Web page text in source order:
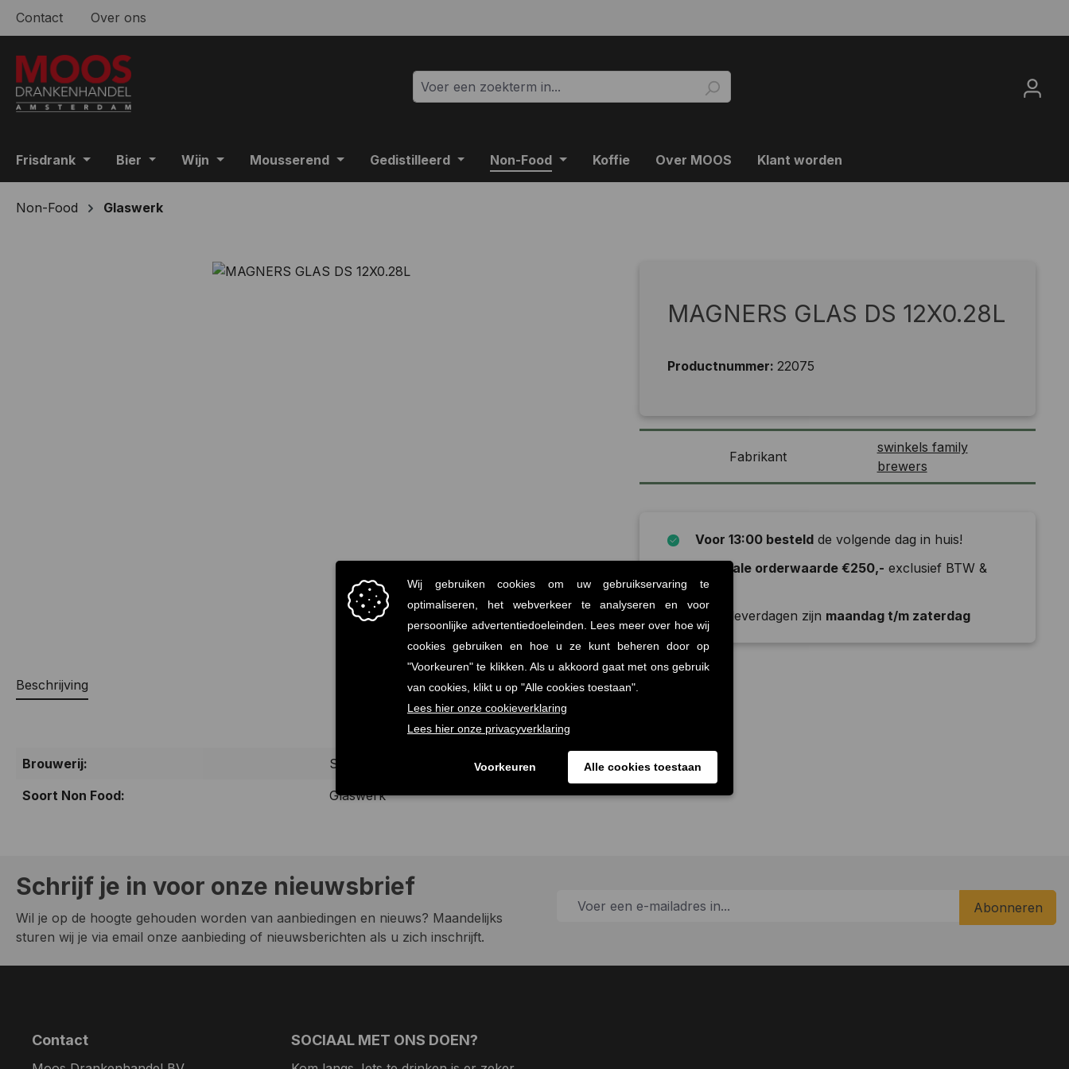
naar de hoofdinhoud
Ga naar de zoekopdracht
Ga naar de hoofdnavigatie
Contact Over ons
Frisdrank Bier Wijn Mousserend Gedistilleerd Non-Food Koffie Over MOOS Klant worden
Non-Food Glaswerk
MAGNERS GLAS DS 12X0.28L
Productnummer: 22075
Fabrikant
swinkels family
brewers
Voor 13:00 besteld de volgende dag in huis!
Minimale orderwaarde €250,- exclusief BTW &
statiegeld
Onze leverdagen zijn maandag t/m zaterdag
Beschrijving
Brouwerij:
Swinkels
Soort Non Food:
Glaswerk
Schrijf je in voor onze nieuwsbrief
Wil je op de hoogte gehouden worden van aanbiedingen en nieuws? Maandelijks
sturen wij je via email onze aanbieding of nieuwsberichten als u zich inschrijft.
Abonneren
Contact SOCIAAL MET ONS DOEN?